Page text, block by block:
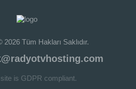
Tüm Hakları Saklıdır.